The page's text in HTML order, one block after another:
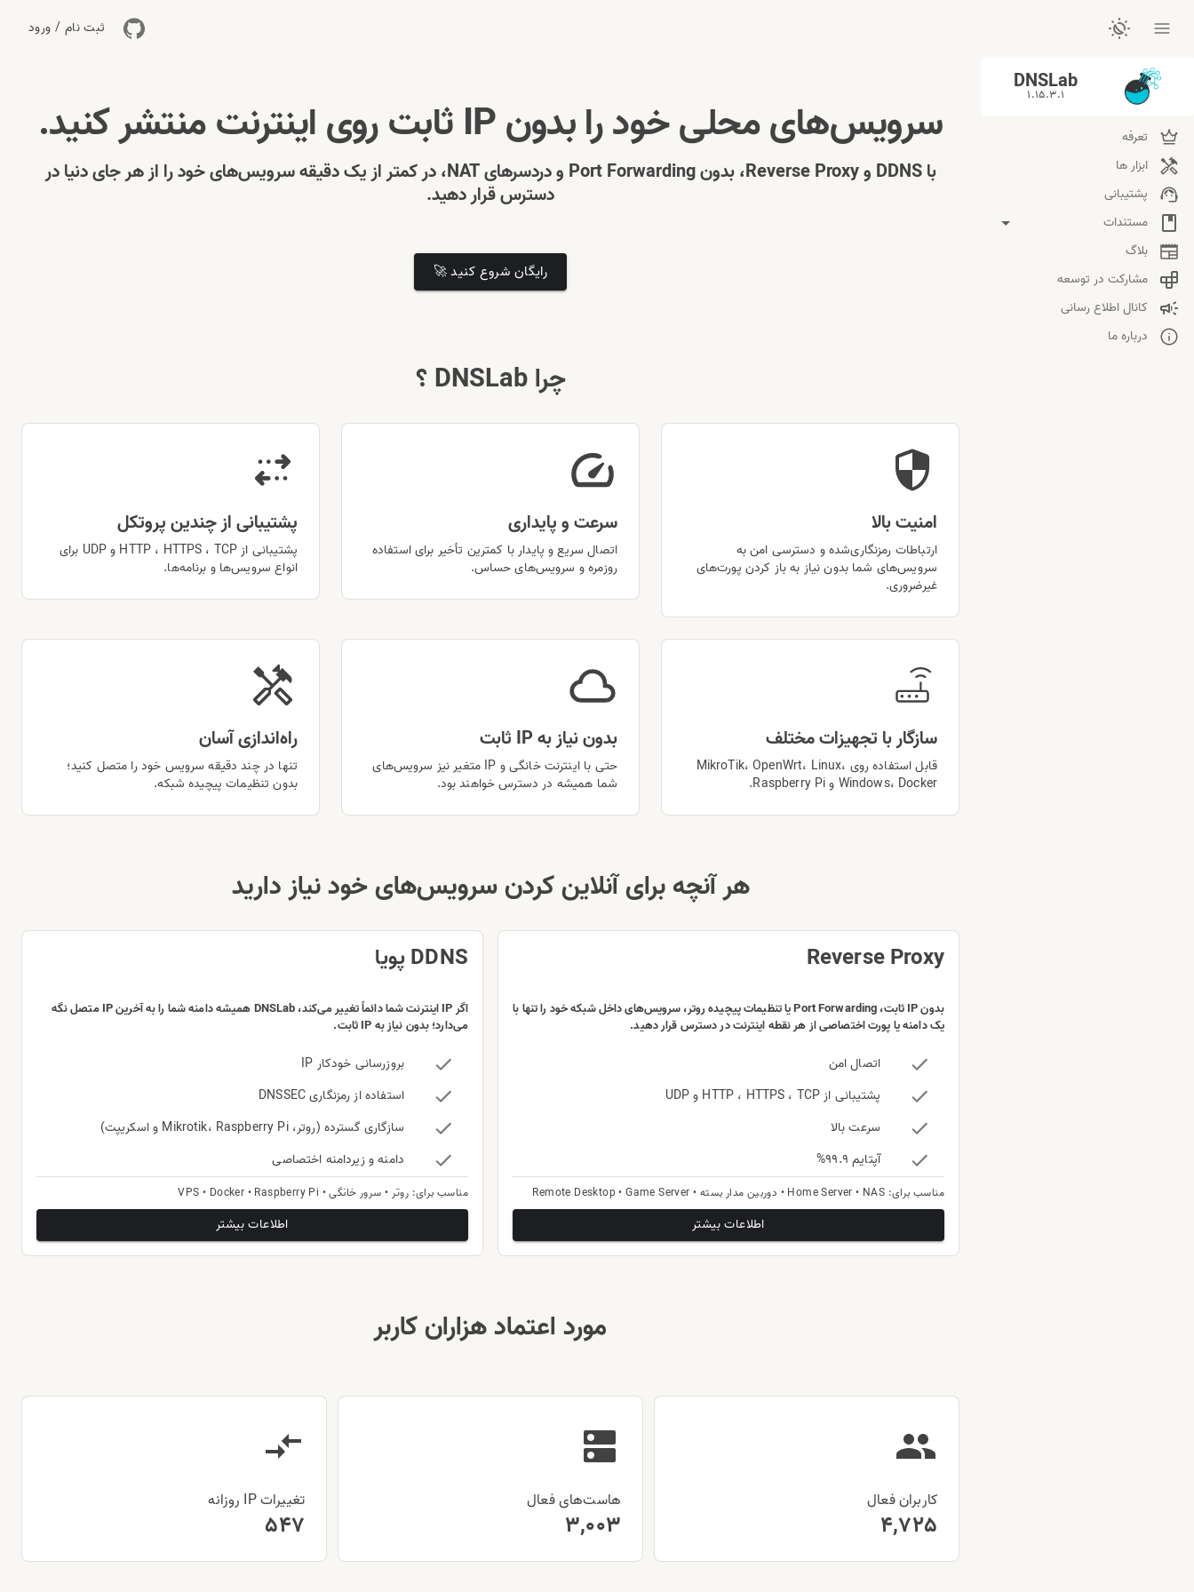
ثبت نام / ورود
DNSLab
1.15.3.1
تعرفه
ابزار ها
پشتیبانی
مستندات
Reverse Proxy
نصب و راه اندازی
موارد استفاده
بازی‌های لن
Dynamic DNS
تنظیمات مودم
تنظیمات TP-Link
بلاگ
مشارکت در توسعه
کانال اطلاع رسانی
درباره ما
سرویس‌های محلی خود را بدون IP ثابت روی اینترنت منتشر کنید.
با DDNS و Reverse Proxy، بدون Port Forwarding و دردسرهای NAT، در کمتر از یک دقیقه سرویس‌های خود را از هر جای دنیا در
دسترس قرار دهید.
رایگان شروع کنید 🚀
چرا DNSLab ؟
امنیت بالا
ارتباطات رمزنگاری‌شده و دسترسی امن به
سرویس‌های شما بدون نیاز به باز کردن پورت‌های
غیرضروری.
سرعت و پایداری
اتصال سریع و پایدار با کمترین تأخیر برای استفاده
روزمره و سرویس‌های حساس.
پشتیبانی از چندین پروتکل
پشتیبانی از HTTP ، HTTPS ، TCP و UDP برای
انواع سرویس‌ها و برنامه‌ها.
سازگار با تجهیزات مختلف
قابل استفاده روی MikroTik، OpenWrt، Linux،
Windows، Docker و Raspberry Pi.
بدون نیاز به IP ثابت
حتی با اینترنت خانگی و IP متغیر نیز سرویس‌های
شما همیشه در دسترس خواهند بود.
راه‌اندازی آسان
تنها در چند دقیقه سرویس خود را متصل کنید؛
بدون تنظیمات پیچیده شبکه.
هر آنچه برای آنلاین کردن سرویس‌های خود نیاز دارید
Reverse Proxy
بدون IP ثابت، Port Forwarding یا تنظیمات پیچیده روتر، سرویس‌های داخل شبکه خود را تنها با
یک دامنه یا پورت اختصاصی از هر نقطه اینترنت در دسترس قرار دهید.
اتصال امن
پشتیبانی از HTTP ، HTTPS ، TCP و UDP
سرعت بالا
آپتایم 99.9%
مناسب برای: Home Server • NAS • دوربین مدار بسته • Remote Desktop • Game Server
اطلاعات بیشتر
DDNS پویا
اگر IP اینترنت شما دائماً تغییر می‌کند، DNSLab همیشه دامنه شما را به آخرین IP متصل نگه
می‌دارد؛ بدون نیاز به IP ثابت.
بروزرسانی خودکار IP
استفاده از رمزنگاری DNSSEC
سازگاری گسترده (روتر، Mikrotik، Raspberry Pi و اسکریپت)
دامنه و زیردامنه اختصاصی
مناسب برای: روتر • سرور خانگی • VPS • Docker • Raspberry Pi
اطلاعات بیشتر
مورد اعتماد هزاران کاربر
کاربران فعال
4,725
هاست‌های فعال
3,003
تغییرات IP روزانه
547